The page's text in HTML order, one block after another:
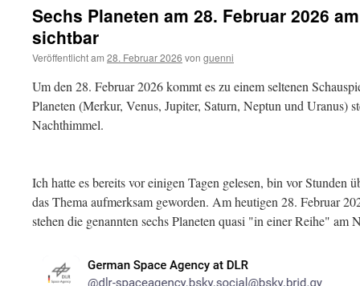
Sechs Planeten am 28. Februar 2026
sichtbar
Veröffentlicht am 28. Februar 2026 von guenni
Um den 28. Februar 2026 kommt es zu einem seltenen
Planeten (Merkur, Venus, Jupiter, Saturn, Neptun und Uranus)
Nachthimmel.
Ich hatte es bereits vor einigen Tagen gelesen, bin vor Stunden
das Thema aufmerksam geworden. Am heutigen 28. Februar
stehen die genannten sechs Planeten quasi "in einer Reihe" am